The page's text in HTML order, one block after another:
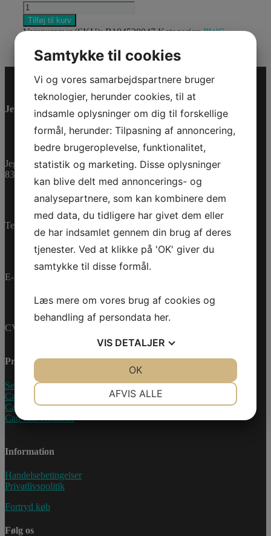
CAN-
AM
ORV
UMBRELLA
antal
Tilføj til kurv
Varenummer (SKU):B104520047 Kategorier:PWC,
Jet-Trade Powersport
Jegstrupvej 280
8361 Hasselager
Telefon:
E-mail:
CVR-nummer: 27233678
Produkter
Sea-Doo Vandscooter
Can-Am ATV
Can-Am UTV
Can-Am Roadster
Information
Handelsebetingelser
Privatlivspolitik
Fortryd køb
Følg os
Samtykke til cookies
Vi og vores samarbejdspartnere bruger
teknologier, herunder cookies, til at
indsamle oplysninger om dig til forskellige
formål, herunder: Tilpasning af annoncering,
bedre brugeroplevelse, funktionalitet,
statistik og marketing. Disse oplysninger
kan blive delt med annoncerings- og
analysepartnere, som kan kombinere dem
med data, du tidligere har givet dem eller
de har indsamlet gennem din brug af deres
tjenester. Ved at klikke på 'OK' giver du
samtykke til disse formål.
Læs mere om vores brug af cookies og
behandling af persondata her.
VIS DETALJER
AFVIS ALLE
OK